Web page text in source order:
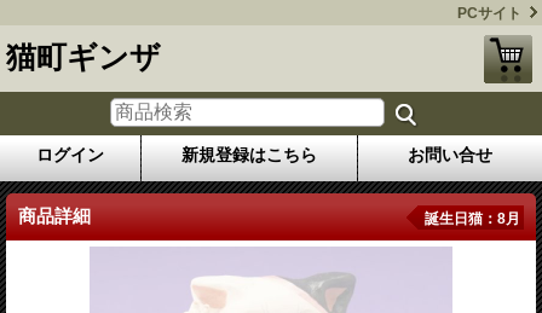
PCサイト
猫町ギンザ
ログイン 新規登録はこちら お問い合せ
商品詳細 誕生日猫：8月